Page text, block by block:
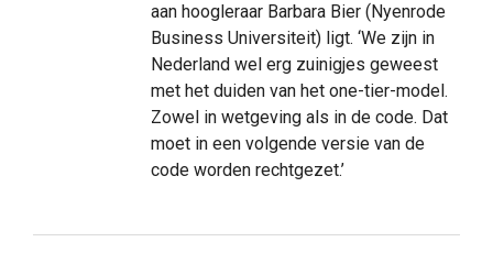
aan hoogleraar Barbara Bier (Nyenrode
Business Universiteit) ligt. ‘We zijn in
Nederland wel erg zuinigjes geweest
met het duiden van het one-tier-model.
Zowel in wetgeving als in de code. Dat
moet in een volgende versie van de
code worden rechtgezet.’